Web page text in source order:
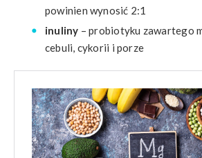
powinien wynosić 2:1
inuliny – probiotyku zawartego
cebuli, cykorii i porze